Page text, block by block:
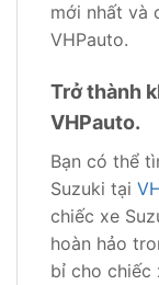
mới nhất và
VHPauto.
Trở thành
VHPauto.
Bạn có thể
Suzuki tại
chiếc xe
hoàn hảo
bỉ cho chiếc